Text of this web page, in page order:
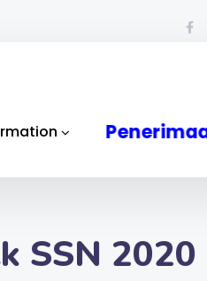
Penerimaan
SSN 2020